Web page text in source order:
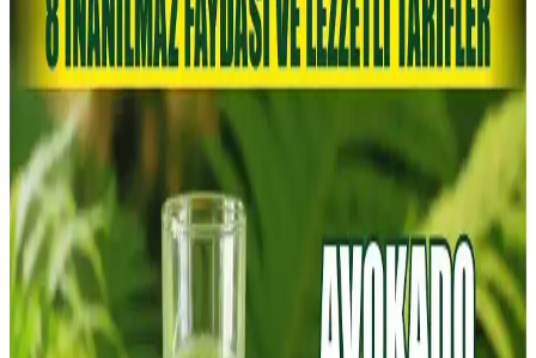
Sağlıklı Beslenme İçin Taze Muzun Faydaları ve
Saklama İpuçları
Taze muz, yüksek potasyum ve vitamin içeriğiyle sağlıklı yaşamın
vazgeçilmezleri arasında yer alır. Doğru saklama ve tüketim
önerileriyle besin değerleri korunur.
En Çok Potasyum İçeren Meyveler ve Sağlığa
Faydaları Hakkında Bilgi
Potasyum içeriği yüksek meyveler, kalp sağlığı ve kas fonksiyonları
için önemlidir. Muz, avokado ve kayısı gibi meyvelerle sağlıklı
yaşamı destekleyin.